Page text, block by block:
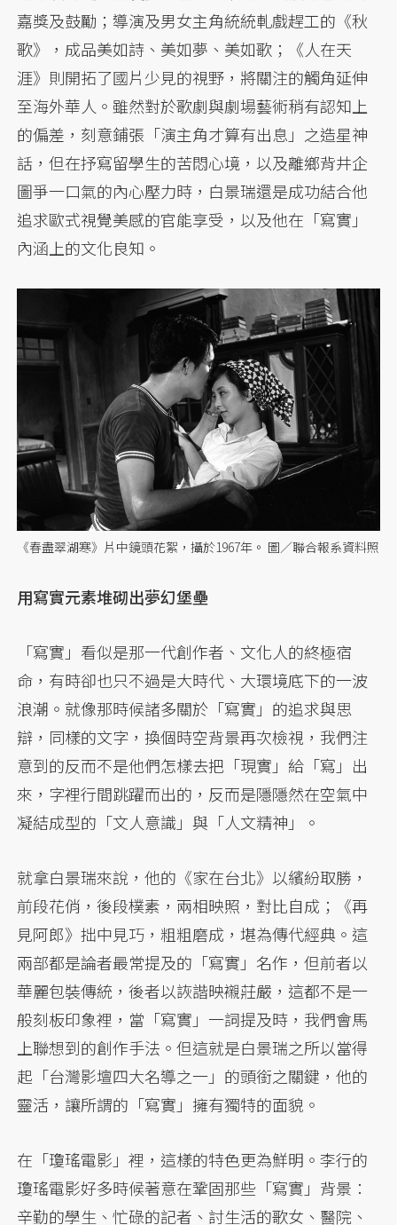
嘉獎及鼓勵；導演及男女主角統統軋戲趕工的《秋
歌》，成品美如詩、美如夢、美如歌；《人在天
涯》則開拓了國片少見的視野，將關注的觸角延伸
至海外華人。雖然對於歌劇與劇場藝術稍有認知上
的偏差，刻意鋪張「演主角才算有出息」之造星神
話，但在抒寫留學生的苦悶心境，以及離鄉背井企
圖爭一口氣的內心壓力時，白景瑞還是成功結合他
追求歐式視覺美感的官能享受，以及他在「寫實」
內涵上的文化良知。
《春盡翠湖寒》片中鏡頭花絮，攝於1967年。 圖／聯合報系資料照
用寫實元素堆砌出夢幻堡壘
「寫實」看似是那一代創作者、文化人的終極宿
命，有時卻也只不過是大時代、大環境底下的一波
浪潮。就像那時候諸多關於「寫實」的追求與思
辯，同樣的文字，換個時空背景再次檢視，我們注
意到的反而不是他們怎樣去把「現實」給「寫」出
來，字裡行間跳躍而出的，反而是隱隱然在空氣中
凝結成型的「文人意識」與「人文精神」。
就拿白景瑞來說，他的《家在台北》以繽紛取勝，
前段花俏，後段樸素，兩相映照，對比自成；《再
見阿郎》拙中見巧，粗粗磨成，堪為傳代經典。這
兩部都是論者最常提及的「寫實」名作，但前者以
華麗包裝傳統，後者以詼諧映襯莊嚴，這都不是一
般刻板印象裡，當「寫實」一詞提及時，我們會馬
上聯想到的創作手法。但這就是白景瑞之所以當得
起「台灣影壇四大名導之一」的頭銜之關鍵，他的
靈活，讓所謂的「寫實」擁有獨特的面貌。
在「瓊瑤電影」裡，這樣的特色更為鮮明。李行的
瓊瑤電影好多時候著意在鞏固那些「寫實」背景：
辛勤的學生、忙碌的記者、討生活的歌女、醫院、